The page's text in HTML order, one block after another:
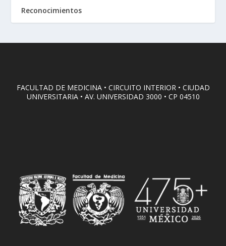
Reconocimientos
FACULTAD DE MEDICINA • CIRCUITO INTERIOR • CIUDAD
UNIVERSITARIA • AV. UNIVERSIDAD 3000 • CP 04510